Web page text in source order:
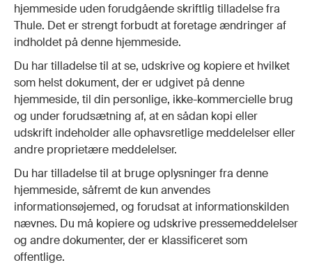
hjemmeside uden forudgående skriftlig tilladelse fra
Thule. Det er strengt forbudt at foretage ændringer af
indholdet på denne hjemmeside.
Du har tilladelse til at se, udskrive og kopiere et hvilket
som helst dokument, der er udgivet på denne
hjemmeside, til din personlige, ikke-kommercielle brug
og under forudsætning af, at en sådan kopi eller
udskrift indeholder alle ophavsretlige meddelelser eller
andre proprietære meddelelser.
Du har tilladelse til at bruge oplysninger fra denne
hjemmeside, såfremt de kun anvendes
informationsøjemed, og forudsat at informationskilden
nævnes. Du må kopiere og udskrive pressemeddelelser
og andre dokumenter, der er klassificeret som
offentlige.